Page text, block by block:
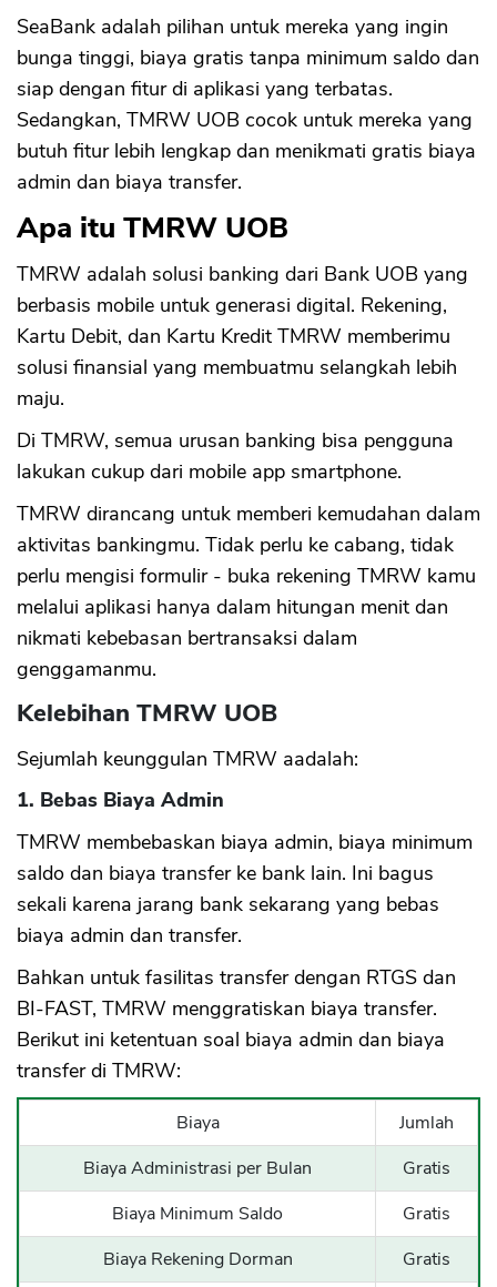
SeaBank adalah pilihan untuk mereka yang ingin
bunga tinggi, biaya gratis tanpa minimum saldo dan
siap dengan fitur di aplikasi yang terbatas.
Sedangkan, TMRW UOB cocok untuk mereka yang
butuh fitur lebih lengkap dan menikmati gratis biaya
admin dan biaya transfer.
Apa itu TMRW UOB
TMRW adalah solusi banking dari Bank UOB yang
berbasis mobile untuk generasi digital. Rekening,
Kartu Debit, dan Kartu Kredit TMRW memberimu
solusi finansial yang membuatmu selangkah lebih
maju.
Di TMRW, semua urusan banking bisa pengguna
lakukan cukup dari mobile app smartphone.
TMRW dirancang untuk memberi kemudahan dalam
aktivitas bankingmu. Tidak perlu ke cabang, tidak
perlu mengisi formulir - buka rekening TMRW kamu
melalui aplikasi hanya dalam hitungan menit dan
nikmati kebebasan bertransaksi dalam
genggamanmu.
Kelebihan TMRW UOB
Sejumlah keunggulan TMRW aadalah:
1. Bebas Biaya Admin
TMRW membebaskan biaya admin, biaya minimum
saldo dan biaya transfer ke bank lain. Ini bagus
sekali karena jarang bank sekarang yang bebas
biaya admin dan transfer.
Bahkan untuk fasilitas transfer dengan RTGS dan
BI-FAST, TMRW menggratiskan biaya transfer.
Berikut ini ketentuan soal biaya admin dan biaya
transfer di TMRW:
Biaya
Jumlah
Biaya Administrasi per Bulan
Gratis
Biaya Minimum Saldo
Gratis
Biaya Rekening Dorman
Gratis